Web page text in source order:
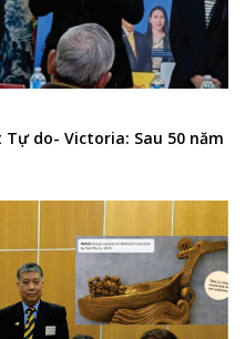
do- Victoria: Sau 50 năm